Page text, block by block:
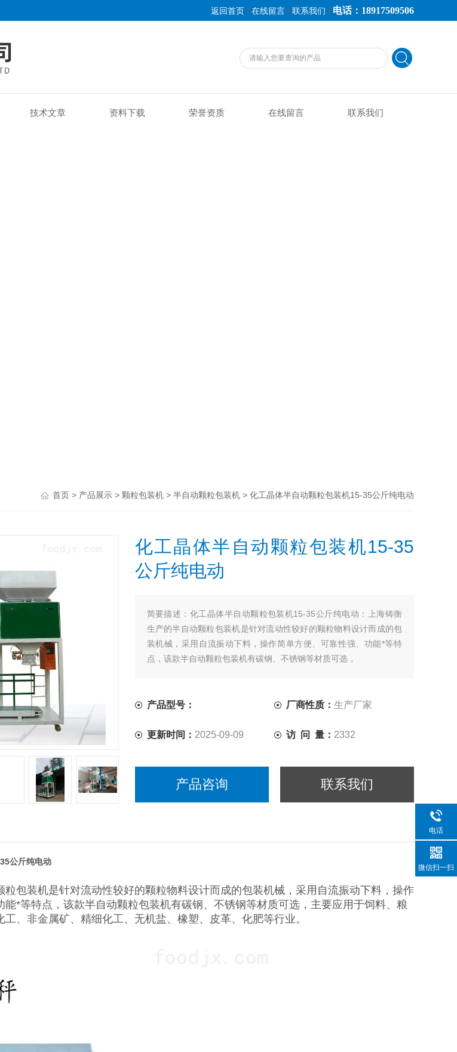
返回首页 | 在线留言 | 联系我们 | 电话：18917509506
技术文章 资料下载 荣誉资质 在线留言 联系我们
首页 > 产品展示 > 颗粒包装机 > 半自动颗粒包装机 > 化工晶体半自动颗粒包装机15-35公斤纯电动
化工晶体半自动颗粒包装机15-35
公斤纯电动
简要描述： 化工晶体半自动颗粒包装机15-35公斤纯电动：上海铸衡
生产的半自动颗粒包装机​是针对流动性较好的颗粒物料设计而成的包
装机械，采用自流振动下料，操作简单方便、可靠性强、功能*等特
点，该款半自动颗粒包装机有碳钢、不锈钢等材质可选，
产品型号： 厂商性质：生产厂家
更新时间： 2025-09-09 访 问 量： 2332
产品咨询 联系我们
公斤纯电动
粒包装机是针对流动性较好的颗粒物料设计而成的包装机械，采用自流振动下料，操作
能*等特点，该款半自动颗粒包装机有碳钢、不锈钢等材质可选，主要应用于饲料、粮
、非金属矿、精细化工、无机盐、橡塑、皮革、化肥等行业。
电话
微信扫一扫